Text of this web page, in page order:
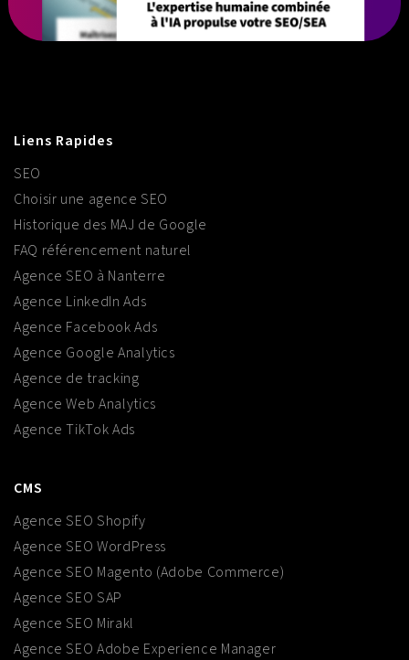
Liens Rapides
SEO
Choisir une agence SEO
Historique des MAJ de Google
FAQ référencement naturel
Agence SEO à Nanterre
Agence LinkedIn Ads
Agence Facebook Ads
Agence Google Analytics
Agence de tracking
Agence Web Analytics
Agence TikTok Ads
CMS
Agence SEO Shopify
Agence SEO WordPress
Agence SEO Magento (Adobe Commerce)
Agence SEO SAP
Agence SEO Mirakl
Agence SEO Adobe Experience Manager